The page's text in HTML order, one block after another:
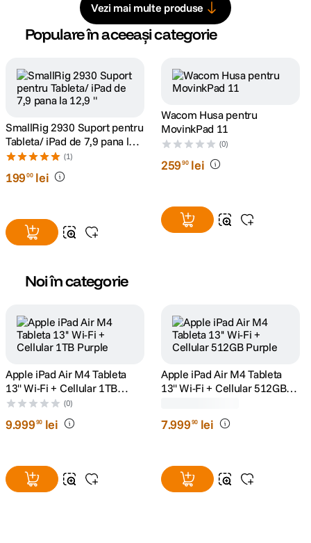
Vezi mai multe produse
Populare în aceeași categorie
Tableta/ iPad de 7,9 pana la
12,9 "
(1)
Wacom Husa pentru
MovinkPad 11